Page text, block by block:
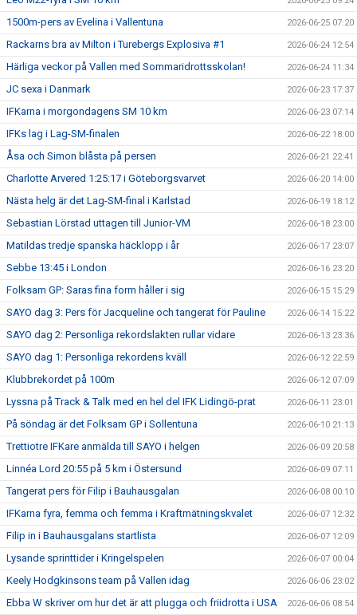
1500m-pers av Evelina i Vallentuna 2026-06-25 07:20
Rackarns bra av Milton i Turebergs Explosiva #1 2026-06-24 12:54
Härliga veckor på Vallen med Sommaridrottsskolan! 2026-06-24 11:34
JC sexa i Danmark 2026-06-23 17:37
IFKarna i morgondagens SM 10 km 2026-06-23 07:14
IFKs lag i Lag-SM-finalen 2026-06-22 18:00
Åsa och Simon blåsta på persen 2026-06-21 22:41
Charlotte Arvered 1:25:17 i Göteborgsvarvet 2026-06-20 14:00
Nästa helg är det Lag-SM-final i Karlstad 2026-06-19 18:12
Sebastian Lörstad uttagen till Junior-VM 2026-06-18 23:00
Matildas tredje spanska häcklopp i år 2026-06-17 23:07
Sebbe 13:45 i London 2026-06-16 23:20
Folksam GP: Saras fina form håller i sig 2026-06-15 15:29
SAYO dag 3: Pers för Jacqueline och tangerat för Pauline 2026-06-14 15:22
SAYO dag 2: Personliga rekordslakten rullar vidare 2026-06-13 23:36
SAYO dag 1: Personliga rekordens kväll 2026-06-12 22:59
Klubbrekordet på 100m 2026-06-12 07:09
Lyssna på Track & Talk med en hel del IFK Lidingö-prat 2026-06-11 23:01
På söndag är det Folksam GP i Sollentuna 2026-06-10 21:13
Trettiotre IFKare anmälda till SAYO i helgen 2026-06-09 20:58
Linnéa Lord 20:55 på 5 km i Östersund 2026-06-09 07:11
Tangerat pers för Filip i Bauhausgalan 2026-06-08 00:10
IFKarna fyra, femma och femma i Kraftmätningskvalet 2026-06-07 12:32
Filip in i Bauhausgalans startlista 2026-06-07 12:09
Lysande sprinttider i Kringelspelen 2026-06-07 00:04
Keely Hodgkinsons team på Vallen idag 2026-06-06 23:02
Ebba W skriver om hur det är att plugga och friidrotta i USA 2026-06-06 08:54